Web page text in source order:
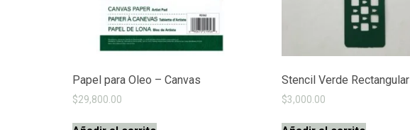
Papel para Oleo – Canvas
$29,800.00
Stencil Verde Rectangular
$3,000.00